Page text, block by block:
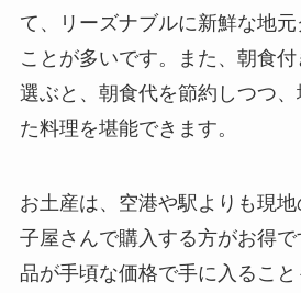
て、リーズナブルに新鮮な地
ことが多いです。また、朝食
選ぶと、朝食代を節約しつつ
た料理を堪能できます。
お土産は、空港や駅よりも現
子屋さんで購入する方がお得
品が手頃な価格で手に入るこ